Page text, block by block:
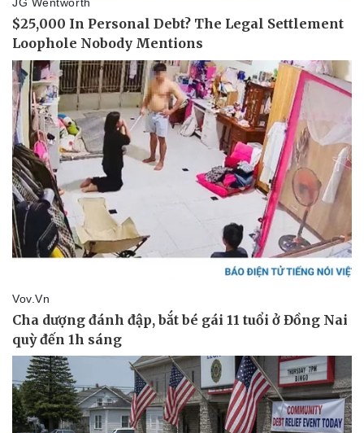
Pháp luật
Vụ án
Tin nóng
Tư vấn luật
Quân sự - Quốc phòng
Việt Nam
Phân tích